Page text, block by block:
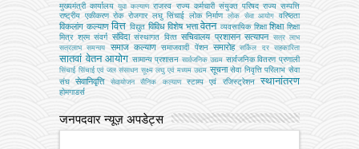
मुख्‍यमंत्री कार्यालय युवा कल्याण राजस्व राज्य कर्मचारी संयुक्त परिषद राज्य सम्पत्ति
राष्ट्रीय एकीकरण रोक रोजगार लघु सिंचाई लोक निर्माण लोक सेवा आयोग वरिष्ठता
विकलांग कल्याण वित्त विद्युत विविध विशेष भत्ता वेतन व्‍यवसायिक शिक्षा शिक्षा शिक्षा
मित्र श्रम संवर्ग संविदा संस्‍थागत वित्‍त सचिवालय प्रशासन सत्यापन सत्र लाभ
सत्रलाभ
समन्वय समाज कल्याण समाजवादी पेंशन समारोह सर्किल दर सहकारिता
सातवां वेतन आयोग सामान्य प्रशासन सार्वजनिक उद्यम सार्वजनिक वितरण प्रणाली
सिंचाई सिंचाई एवं जल संसाधन सूक्ष्म लघु एवं मध्यम उद्यम सूचना सेवा निवृत्ति परिलाभ सेवा
संघ
सेवानिवृत्ति सेवायोजन सैनिक कल्‍याण स्टाम्प एवं रजिस्ट्रेशन स्थानांतरण
होमगाडर्स
जनपदवार न्यूज़ अपडेट्स